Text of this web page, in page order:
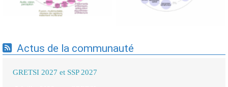
Actus de la communauté
GRETSI 2027 et SSP 2027